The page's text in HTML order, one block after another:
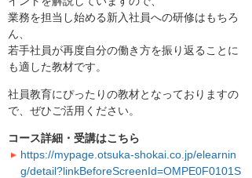
業務を担当し始める新入社員への研修はもちろ
ん、
若手社員が再度自分の働き方を振り返ることに
も適した教材です。
社員教育にぴったりの教材となっておりますの
で、ぜひご活用ください。
コース詳細・受講はこちら
https://mypage.otsuka-shokai.co.jp/elearnin
g/detail?linkBeforeScreenId=OMPE0F0101S